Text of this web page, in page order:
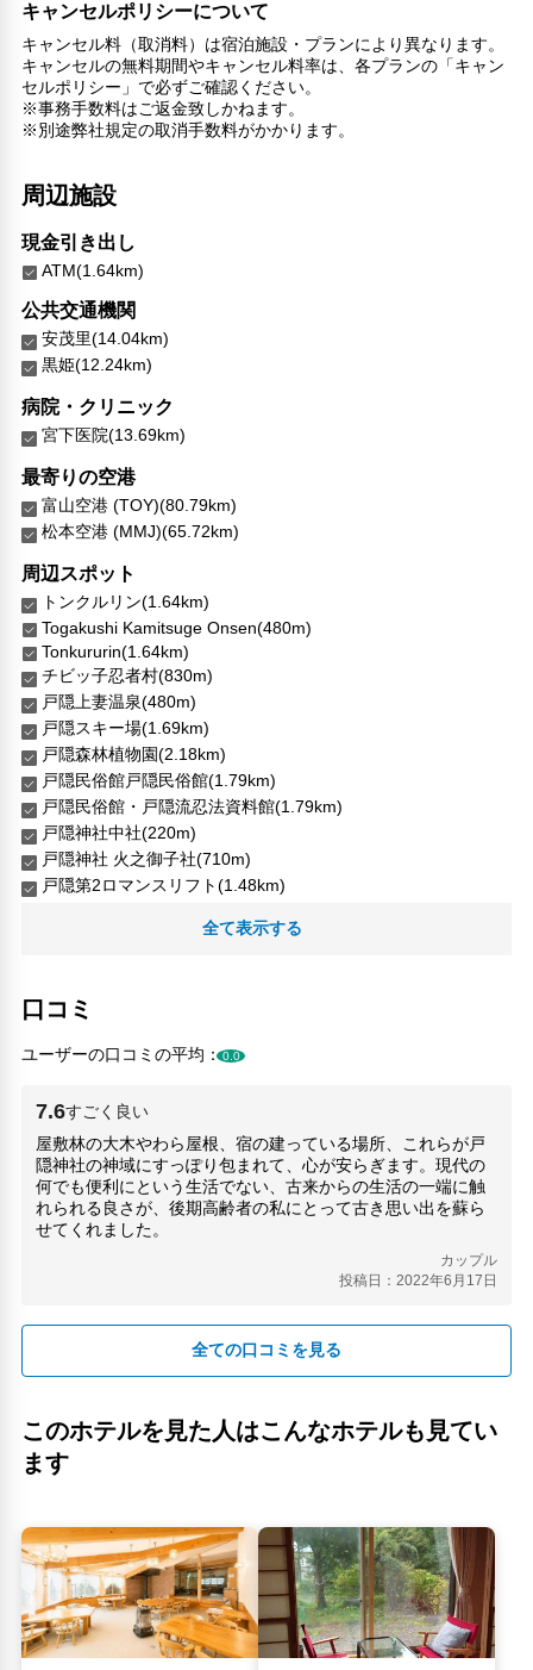
キャンセルポリシーについて
キャンセル料（取消料）は宿泊施設・プランにより異なります。
キャンセルの無料期間やキャンセル料率は、各プランの「キャン
セルポリシー」で必ずご確認ください。
※事務手数料はご返金致しかねます。
※別途弊社規定の取消手数料がかかります。
周辺施設
現金引き出し
ATM(1.64km)
公共交通機関
安茂里(14.04km)
黒姫(12.24km)
病院・クリニック
宮下医院(13.69km)
最寄りの空港
富山空港 (TOY)(80.79km)
松本空港 (MMJ)(65.72km)
周辺スポット
トンクルリン(1.64km)
Togakushi Kamitsuge Onsen(480m)
Tonkururin(1.64km)
チビッ子忍者村(830m)
戸隠上妻温泉(480m)
戸隠スキー場(1.69km)
戸隠森林植物園(2.18km)
戸隠民俗館戸隠民俗館(1.79km)
戸隠民俗館・戸隠流忍法資料館(1.79km)
戸隠神社中社(220m)
戸隠神社 火之御子社(710m)
戸隠第2ロマンスリフト(1.48km)
戸隠第6クワッドリフト(2.07km)
人気スポット
善光寺(12.61km)
戸隠神社中社(220m)
戸隠神社 九頭龍社(3.49km)
松代象山地下壕(21.84km)
真田宝物館(22.05km)
長野みどり(14.12km)
長野県信濃美術館東山魁夷館(12.76km)
長野県信濃美術館東山魁廟ギャラリー(12.76km)
全て表示する
口コミ
ユーザーの口コミの平均：0.0
7.6すごく良い
屋敷林の大木やわら屋根、宿の建っている場所、これらが戸
隠神社の神域にすっぽり包まれて、心が安らぎます。現代の
何でも便利にという生活でない、古来からの生活の一端に触
れられる良さが、後期高齢者の私にとって古き思い出を蘇ら
せてくれました。
カップル
投稿日：2022年6月17日
全ての口コミを見る
このホテルを見た人はこんなホテルも見てい
ます